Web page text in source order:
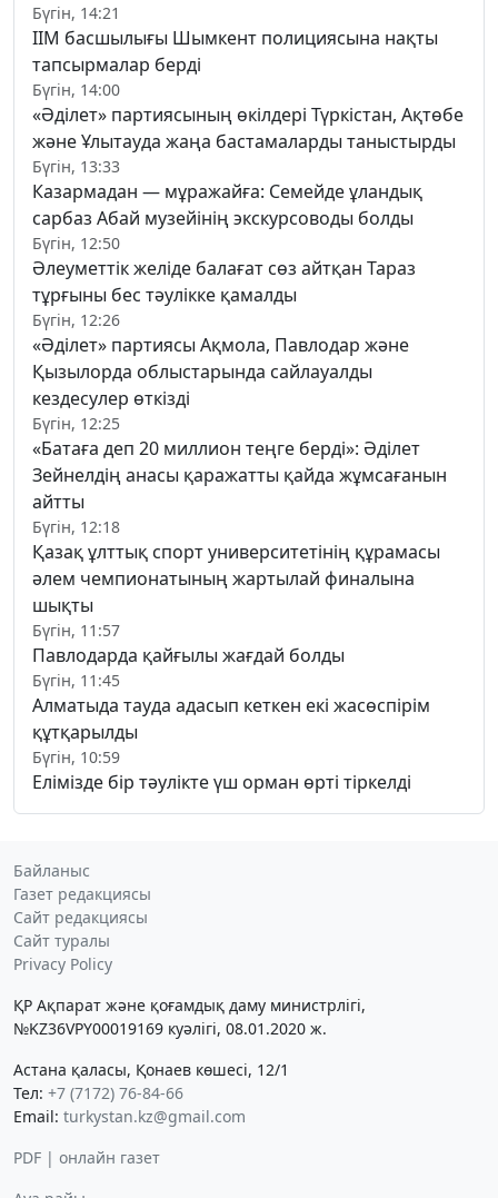
Бүгін, 14:21
ІІМ басшылығы Шымкент полициясына нақты
тапсырмалар берді
Бүгін, 14:00
«Әділет» партиясының өкілдері Түркістан, Ақтөбе
және Ұлытауда жаңа бастамаларды таныстырды
Бүгін, 13:33
Казармадан — мұражайға: Семейде ұландық
сарбаз Абай музейінің экскурсоводы болды
Бүгін, 12:50
Әлеуметтік желіде балағат сөз айтқан Тараз
тұрғыны бес тәулікке қамалды
Бүгін, 12:26
«Әділет» партиясы Ақмола, Павлодар және
Қызылорда облыстарында сайлауалды
кездесулер өткізді
Бүгін, 12:25
«Батаға деп 20 миллион теңге берді»: Әділет
Зейнелдің анасы қаражатты қайда жұмсағанын
айтты
Бүгін, 12:18
Қазақ ұлттық спорт университетінің құрамасы
әлем чемпионатының жартылай финалына
шықты
Бүгін, 11:57
Павлодарда қайғылы жағдай болды
Бүгін, 11:45
Алматыда тауда адасып кеткен екі жасөспірім
құтқарылды
Бүгін, 10:59
Елімізде бір тәулікте үш орман өрті тіркелді
Байланыс
Газет редакциясы
Сайт редакциясы
Сайт туралы
Privacy Policy
ҚР Ақпарат және қоғамдық даму министрлігі,
№KZ36VPY00019169 куәлігі, 08.01.2020 ж.
Астана қаласы, Қонаев көшесі, 12/1
Тел: +7 (7172) 76-84-66
Email: turkystan.kz@gmail.com
PDF | онлайн газет